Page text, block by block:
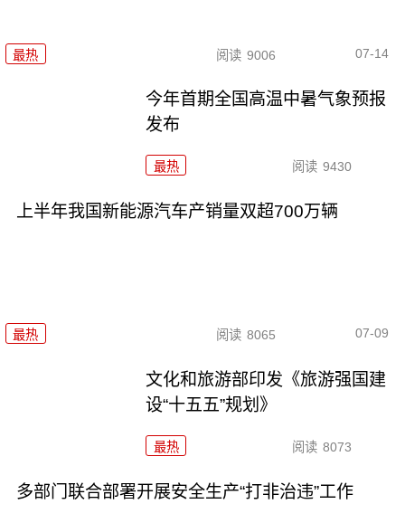
最热 阅读 9006 07-14
今年首期全国高温中暑气象预报
发布
最热 阅读 9430
上半年我国新能源汽车产销量双超700万辆
最热 阅读 8065 07-09
文化和旅游部印发《旅游强国建
设“十五五”规划》
最热 阅读 8073
多部门联合部署开展安全生产“打非治违”工作